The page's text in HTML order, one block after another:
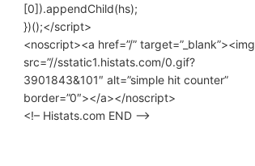
[0]).appendChild(hs);
})();</script>
<noscript><a href=”/” target=”_blank”><img
src=”//sstatic1.histats.com/0.gif?
3901843&101″ alt=”simple hit counter”
border=”0″></a></noscript>
<!– Histats.com END –>